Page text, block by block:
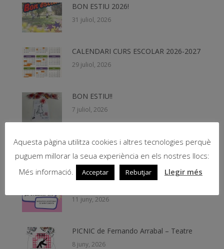
BON ESTIU 2026!
31 juliol, 2026
CALENDARI CURS ESCOLAR 2026-2027
29 juliol, 2026
BON ESTIU!!
7 juliol, 2026
Teachers Summer School 2026
19 juny, 2026
11 juny, 2026
PICNIC de Fernando Arrabal – Teatre
8 juny, 2026
Aquesta pàgina utilitza cookies i altres tecnologies perquè
puguem millorar la seua experiència en els nostres llocs:
Més informació.
Acceptar Rebutjar Llegir més